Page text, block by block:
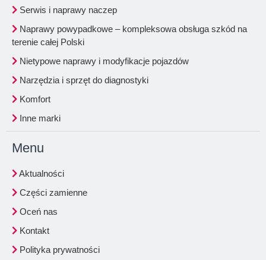
Serwis i naprawy naczep
Naprawy powypadkowe – kompleksowa obsługa szkód na
terenie całej Polski
Nietypowe naprawy i modyfikacje pojazdów
Narzędzia i sprzęt do diagnostyki
Komfort
Inne marki
Menu
Aktualności
Części zamienne
Oceń nas
Kontakt
Polityka prywatności